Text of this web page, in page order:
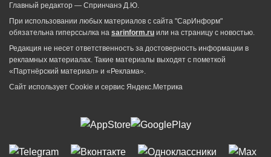
Главный редактор — Спринчанэ Д.Ю.
При использовании любых материалов с сайта "СарИнформ"
обязательна гиперссылка на sarinform.ru или на страницу с новостью.
Редакция не несет ответственность за достоверность информации в
рекламных материалах. Такие материалы выходят с пометкой
«Партнёрский материал» и «Реклама».
Сайт использует Cookie и сервиc Яндекс.Метрика